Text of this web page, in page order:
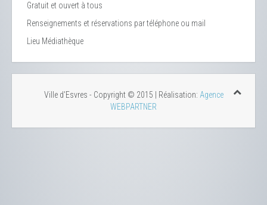
Gratuit et ouvert à tous
Renseignements et réservations par téléphone ou mail
Lieu Médiathèque
Ville d'Esvres - Copyright © 2015 | Réalisation: Agence
WEBPARTNER